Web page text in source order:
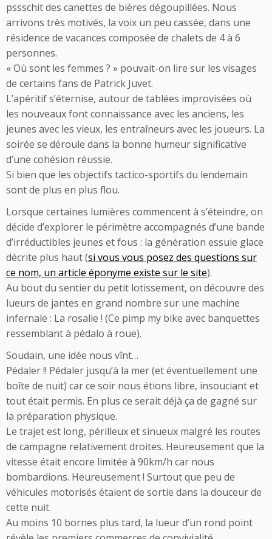
pssschit des canettes de bières dégoupillées. Nous
arrivons très motivés, la voix un peu cassée, dans une
résidence de vacances composée de chalets de 4 à 6
personnes.
« Où sont les femmes ? » pouvait-on lire sur les visages
de certains fans de Patrick Juvet.
L’apéritif s’éternise, autour de tablées improvisées où
les nouveaux font connaissance avec les anciens, les
jeunes avec les vieux, les entraîneurs avec les joueurs. La
soirée se déroule dans la bonne humeur significative
d’une cohésion réussie.
Si bien que les objectifs tactico-sportifs du lendemain
sont de plus en plus flou.
Lorsque certaines lumières commencent à s’éteindre, on
décide d’explorer le périmètre accompagnés d’une bande
d’irréductibles jeunes et fous : la génération essuie glace
décrite plus haut (si vous vous posez des questions sur
ce nom, un article éponyme existe sur le site).
Au bout du sentier du petit lotissement, on découvre des
lueurs de jantes en grand nombre sur une machine
infernale : La rosalie ! (Ce pimp my bike avec banquettes
ressemblant à pédalo à roue).
Soudain, une idée nous vînt…
Pédaler !! Pédaler jusqu’à la mer (et éventuellement une
boîte de nuit) car ce soir nous étions libre, insouciant et
tout était permis. En plus ce serait déjà ça de gagné sur
la préparation physique.
Le trajet est long, périlleux et sinueux malgré les routes
de campagne relativement droites. Heureusement que la
vitesse était encore limitée à 90km/h car nous
bombardions. Heureusement ! Surtout que peu de
véhicules motorisés étaient de sortie dans la douceur de
cette nuit.
Au moins 10 bornes plus tard, la lueur d’un rond point